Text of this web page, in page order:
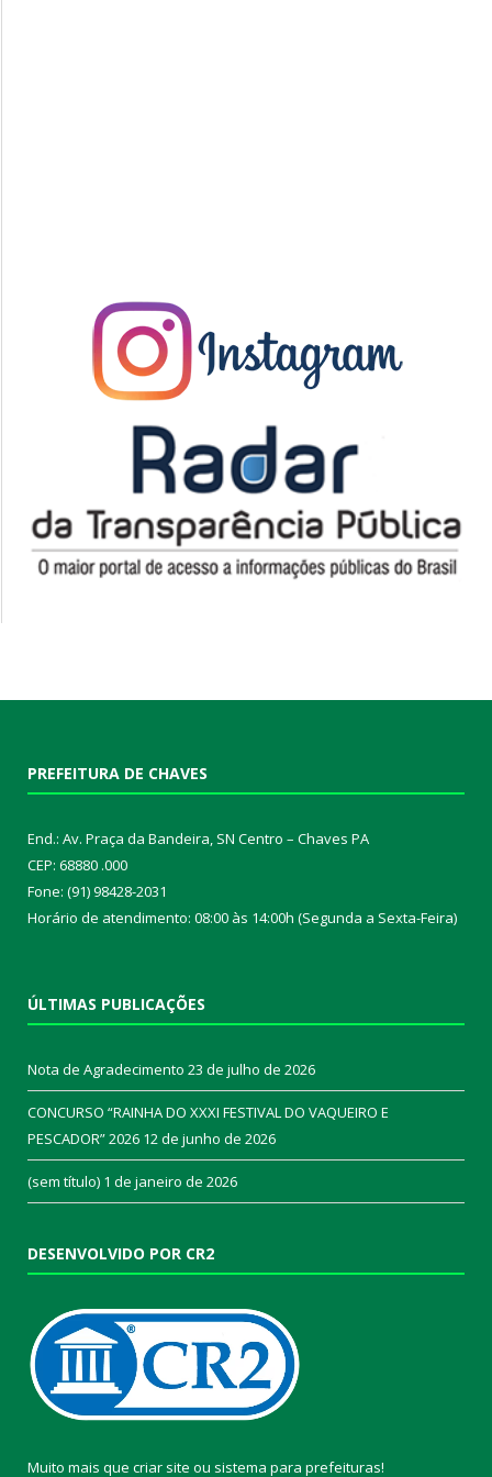
PREFEITURA DE CHAVES
End.: Av. Praça da Bandeira, SN Centro – Chaves PA
CEP: 68880 .000
Fone: (91) 98428-2031
Horário de atendimento: 08:00 às 14:00h (Segunda a Sexta-Feira)
ÚLTIMAS PUBLICAÇÕES
Nota de Agradecimento 23 de julho de 2026
CONCURSO “RAINHA DO XXXI FESTIVAL DO VAQUEIRO E
PESCADOR” 2026 12 de junho de 2026
(sem título) 1 de janeiro de 2026
DESENVOLVIDO POR CR2
Muito mais que criar site ou sistema para prefeituras!